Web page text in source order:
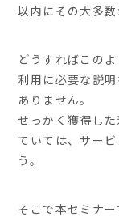
以内にその大多数
どうすればこの
利用に必要な説
ありません。
せっかく獲得し
ていては、サー
う。
そこで本セミナ